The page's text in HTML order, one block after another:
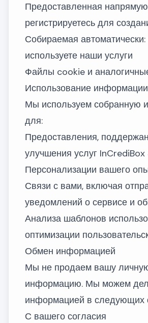
Предоставленная
регистрируетесь для
Собираемая автоматически:
используете наши услуги
Файлы cookie и
Использование информации
Мы используем собранную
для:
Предоставления,
улучшения услуг
Персонализации вашего
Связи с вами, включая
уведомлений о сервисе и
Анализа шаблонов
оптимизации
Обмен информацией
Мы не продаем вашу
информацию. Мы можем
информацией в следующих
С вашего согласия